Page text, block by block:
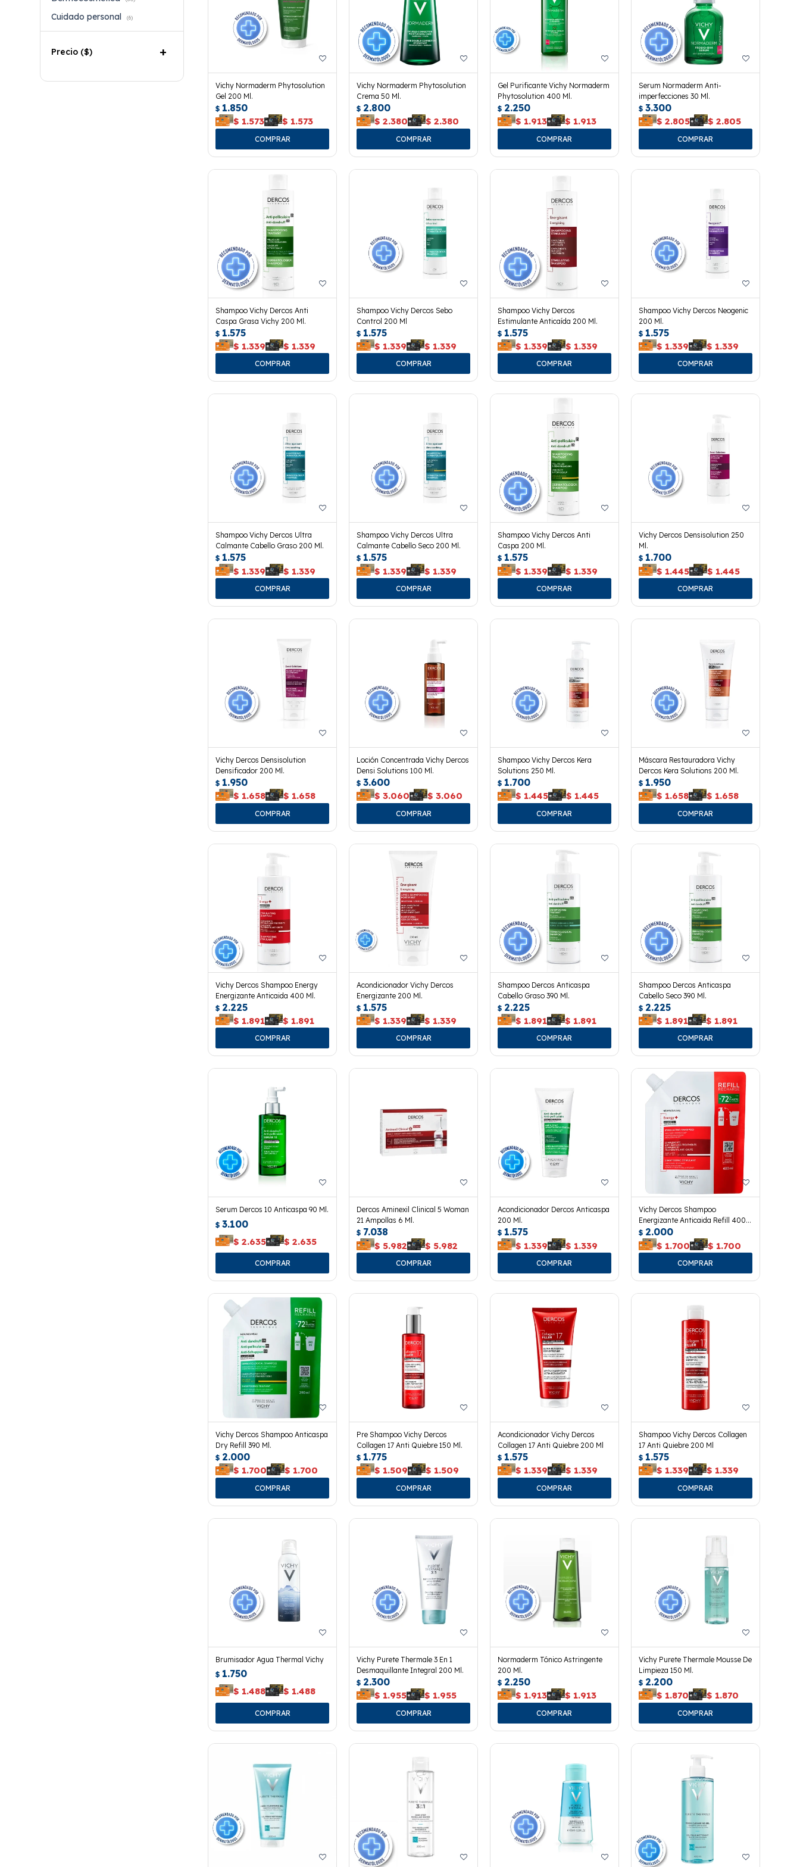
Vichy Normaderm Phytosolution
Gel 200 Ml.
$ 1.850
$ 1.573 $ 1.573
Vichy Normaderm Phytosolution
Crema 50 Ml.
$ 2.800
$ 2.380 $ 2.380
Gel Purificante Vichy Normaderm
Phytosolution 400 Ml.
$ 2.250
$ 1.913 $ 1.913
Serum Normaderm Anti-
imperfecciones 30 Ml.
$ 3.300
$ 2.805 $ 2.805
Shampoo Vichy Dercos Anti
Caspa Grasa Vichy 200 Ml.
$ 1.575
$ 1.339 $ 1.339
Shampoo Vichy Dercos Sebo
Control 200 Ml
$ 1.575
$ 1.339 $ 1.339
Shampoo Vichy Dercos
Estimulante Anticaída 200 Ml.
$ 1.575
$ 1.339 $ 1.339
Shampoo Vichy Dercos Neogenic
200 Ml.
$ 1.575
$ 1.339 $ 1.339
Shampoo Vichy Dercos Ultra
Calmante Cabello Graso 200 Ml.
$ 1.575
$ 1.339 $ 1.339
Shampoo Vichy Dercos Ultra
Calmante Cabello Seco 200 Ml.
$ 1.575
$ 1.339 $ 1.339
Shampoo Vichy Dercos Anti
Caspa 200 Ml.
$ 1.575
$ 1.339 $ 1.339
Vichy Dercos Densisolution 250
Ml.
$ 1.700
$ 1.445 $ 1.445
Vichy Dercos Densisolution
Densificador 200 Ml.
$ 1.950
$ 1.658 $ 1.658
Loción Concentrada Vichy Dercos
Densi Solutions 100 Ml.
$ 3.600
$ 3.060 $ 3.060
Shampoo Vichy Dercos Kera
Solutions 250 Ml.
$ 1.700
$ 1.445 $ 1.445
Máscara Restauradora Vichy
Dercos Kera Solutions 200 Ml.
$ 1.950
$ 1.658 $ 1.658
Vichy Dercos Shampoo Energy
Energizante Anticaida 400 Ml.
$ 2.225
$ 1.891 $ 1.891
Acondicionador Vichy Dercos
Energizante 200 Ml.
$ 1.575
$ 1.339 $ 1.339
Shampoo Dercos Anticaspa
Cabello Graso 390 Ml.
$ 2.225
$ 1.891 $ 1.891
Shampoo Dercos Anticaspa
Cabello Seco 390 Ml.
$ 2.225
$ 1.891 $ 1.891
Serum Dercos 10 Anticaspa 90 Ml.
$ 3.100
$ 2.635 $ 2.635
Dercos Aminexil Clinical 5 Woman
21 Ampollas 6 Ml.
$ 7.038
$ 5.982 $ 5.982
Acondicionador Dercos Anticaspa
200 Ml.
$ 1.575
$ 1.339 $ 1.339
Vichy Dercos Shampoo
Energizante Anticaida Refill 400
Ml.
$ 2.000
$ 1.700 $ 1.700
Vichy Dercos Shampoo Anticaspa
Dry Refill 390 Ml.
$ 2.000
$ 1.700 $ 1.700
Pre Shampoo Vichy Dercos
Collagen 17 Anti Quiebre 150 Ml.
$ 1.775
$ 1.509 $ 1.509
Acondicionador Vichy Dercos
Collagen 17 Anti Quiebre 200 Ml
$ 1.575
$ 1.339 $ 1.339
Shampoo Vichy Dercos Collagen
17 Anti Quiebre 200 Ml
$ 1.575
$ 1.339 $ 1.339
Brumisador Agua Thermal Vichy
$ 1.750
$ 1.488 $ 1.488
Vichy Purete Thermale 3 En 1
Desmaquillante Integral 200 Ml.
$ 2.300
$ 1.955 $ 1.955
Normaderm Tónico Astringente
200 Ml.
$ 2.250
$ 1.913 $ 1.913
Vichy Purete Thermale Mousse De
Limpieza 150 Ml.
$ 2.200
$ 1.870 $ 1.870
Cuidado personal (6)
Precio ($)